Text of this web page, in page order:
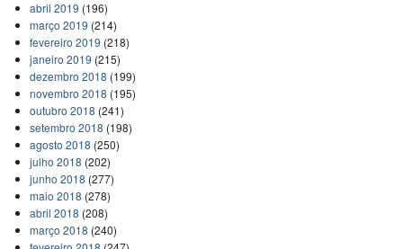
abril 2019 (196)
março 2019 (214)
fevereiro 2019 (218)
janeiro 2019 (215)
dezembro 2018 (199)
novembro 2018 (195)
outubro 2018 (241)
setembro 2018 (198)
agosto 2018 (250)
julho 2018 (202)
junho 2018 (277)
maio 2018 (278)
abril 2018 (208)
março 2018 (240)